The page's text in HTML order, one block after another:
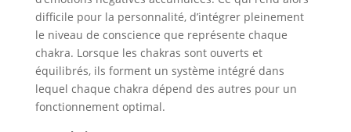
difficile pour la personnalité, d’intégrer pleinement
le niveau de conscience que représente chaque
chakra. Lorsque les chakras sont ouverts et
équilibrés, ils forment un système intégré dans
lequel chaque chakra dépend des autres pour un
fonctionnement optimal.